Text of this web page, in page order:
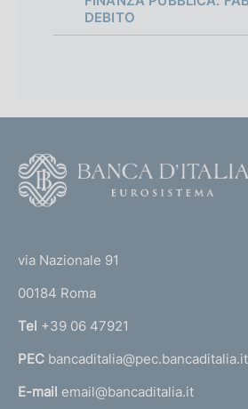
DEBITO
r
n
a
l
via Nazionale 91
00184 Roma
Tel +39 06 47921
PEC bancaditalia@pec.bancaditalia.it
E-mail email@bancaditalia.it